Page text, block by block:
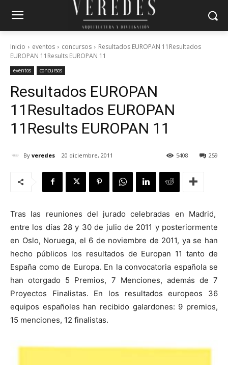
Inicio eventos concursos
Resultados EUROPAN 11Resultados
EUROPAN 11Results EUROPAN 11
eventos concursos
Resultados EUROPAN
11 Resultados EUROPAN
11 Results EUROPAN 11
By veredes 20 diciembre, 2011 259
5408
Tras las reuniones del jurado celebradas en Madrid,
entre los días 28 y 30 de julio de 2011 y posteriormente
en Oslo, Noruega, el 6 de noviembre de 2011, ya se han
hecho públicos los resultados de Europan 11 tanto de
España como de Europa. En la convocatoria española se
han otorgado 5 Premios, 7 Menciones, además de 7
Proyectos Finalistas. En los resultados europeos 36
equipos españoles han recibido galardones: 9 premios,
15 menciones, 12 finalistas.